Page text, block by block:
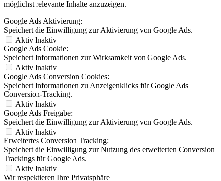
möglichst relevante Inhalte anzuzeigen.
Google Ads Aktivierung:
Speichert die Einwilligung zur Aktivierung von Google Ads.
Aktiv Inaktiv
Google Ads Cookie:
Speichert Informationen zur Wirksamkeit von Google Ads.
Aktiv Inaktiv
Google Ads Conversion Cookies:
Speichert Informationen zu Anzeigenklicks für Google Ads
Conversion-Tracking.
Aktiv Inaktiv
Google Ads Freigabe:
Speichert die Einwilligung zur Aktivierung von Google Ads.
Aktiv Inaktiv
Erweitertes Conversion Tracking:
Speichert die Einwilligung zur Nutzung des erweiterten Conversion
Trackings für Google Ads.
Aktiv Inaktiv
Wir respektieren Ihre Privatsphäre